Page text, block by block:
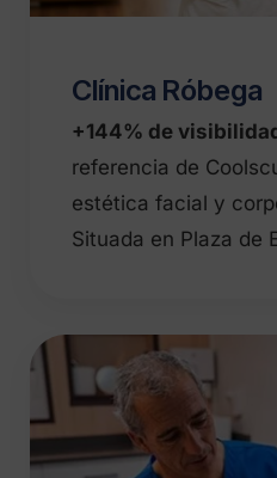
Clínica Róbega
+144% de
referencia de
estética facial y
Situada en Plaza de